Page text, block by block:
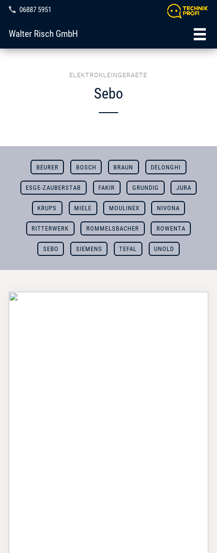
06887 5951
Walter Risch GmbH
ELEKTROKLEINGERAETE
Sebo
BEURER BOSCH BRAUN DELONGHI
ESGE-ZAUBERSTAB FAKIR GRUNDIG JURA
KRUPS MIELE MOULINEX NIVONA
RITTERWERK ROMMELSBACHER ROWENTA
SEBO SIEMENS TEFAL UNOLD